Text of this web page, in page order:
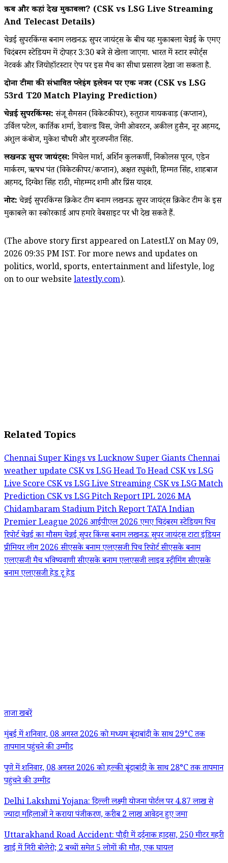
कब और कहां देखें मुकाबला? (CSK vs LSG Live Streaming
And Telecast Details)
चेन्नई सुपरकिंग्स बनाम लखनऊ सुपर जायंट्स के बीच यह मुकाबला चेन्नई के एमए
चिदंबरम स्टेडियम में दोपहर 3:30 बजे से खेला जाएगा. भारत में स्टार स्पोर्ट्स
नेटवर्क और जियोहॉटस्टार ऐप पर इस मैच का सीधा प्रसारण देखा जा सकता है.
दोनों टीमों की संभावित प्लेइंग इलेवन पर एक नजर (CSK vs LSG
53rd T20 Match Playing Prediction)
चेन्नई सुपरकिंग्स:संजू सैमसन (विकेटकीपर), रुतुराज गायकवाड़ (कप्तान),
उर्विल पटेल, कार्तिक शर्मा, डेवाल्ड ब्रेविस, जेमी ओवरटन, अकील हुसैन, नूर अहमद,
अंशुल कंबोज, मुकेश चौधरी और गुरजपनीत सिंह.
लखनऊ सुपर जायंट्स:मिचेल मार्श, अर्शिन कुलकर्णी, निकोलस पूरन, एडेन
मार्करम, ऋषभ पंत (विकेटकीपर/कप्तान), अक्षत रघुवंशी, हिम्मत सिंह, शाहबाज
अहमद, दिग्वेश सिंह राठी, मोहम्मद शमी और प्रिंस यादव.
नोट:चेन्नई सुपरकिंग्स क्रिकेट टीम बनाम लखनऊ सुपर जायंट्स क्रिकेट टीम के इस
मुकाबले का स्कोरकार्ड आप हमारे वेबसाइट पर भी देख सकते हैं.
(The above story first appeared on LatestLY on May 09,
2026 09:35 PM IST. For more news and updates on
politics, world, sports, entertainment and lifestyle, log
on to our website latestly.com).
Related Topics
Chennai Super Kings vs Lucknow Super GiantsChennai
weather updateCSK vs LSG Head To HeadCSK vs LSG
Live ScoreCSK vs LSG Live StreamingCSK vs LSG Match
PredictionCSK vs LSG Pitch ReportIPL 2026MA
Chidambaram Stadium Pitch ReportTATA Indian
Premier League 2026आईपीएल 2026एमए चिदंबरम स्टेडियम पिच
रिपोर्टचेन्नई का मौसमचेन्नई सुपर किंग्स बनाम लखनऊ सुपर जायंट्सटाटा इंडियन
प्रीमियर लीग 2026सीएसके बनाम एलएसजी पिच रिपोर्टसीएसके बनाम
एलएसजी मैच भविष्यवाणीसीएसके बनाम एलएसजी लाइव स्ट्रीमिंगसीएसके
बनाम एलएसजी हेड टू हेड
ताजा खबरें
मुंबई में शनिवार, 08 अगस्त 2026 को मध्यम बूंदाबांदी के साथ 29°C तक
तापमान पहुंचने की उम्मीद
पुणे में शनिवार, 08 अगस्त 2026 को हल्की बूंदाबांदी के साथ 28°C तक तापमान
पहुंचने की उम्मीद
Delhi Lakshmi Yojana: दिल्ली लक्ष्मी योजना पोर्टल पर 4.87 लाख से
ज्यादा महिलाओं ने कराया पंजीकरण, करीब 2 लाख आवेदन हुए जमा
Uttarakhand Road Accident: पौड़ी में दर्दनाक हादसा, 250 मीटर गहरी
खाई में गिरी बोलेरो; 2 बच्चों समेत 5 लोगों की मौत, एक घायल